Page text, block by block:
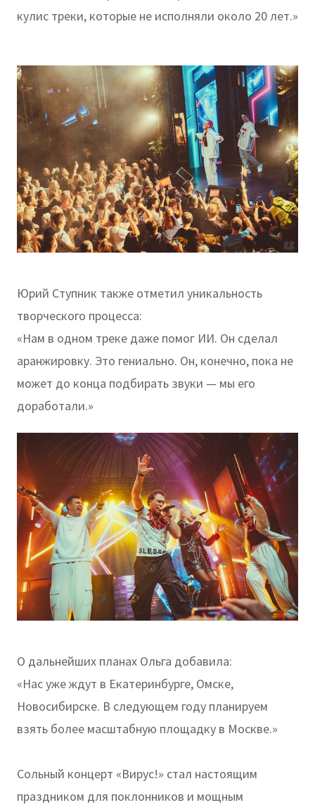
кулис треки, которые не исполняли около 20 лет.»
Юрий Ступник также отметил уникальность
творческого процесса:
«Нам в одном треке даже помог ИИ. Он сделал
аранжировку. Это гениально. Он, конечно, пока не
может до конца подбирать звуки — мы его
доработали.»
О дальнейших планах Ольга добавила:
«Нас уже ждут в Екатеринбурге, Омске,
Новосибирске. В следующем году планируем
взять более масштабную площадку в Москве.»
Сольный концерт «Вирус!» стал настоящим
праздником для поклонников и мощным